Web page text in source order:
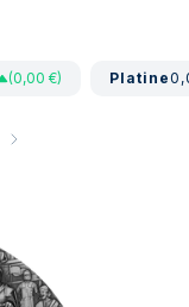
(0,00 €) Platine